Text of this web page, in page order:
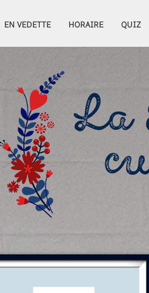
EN VEDETTE HORAIRE QUIZ